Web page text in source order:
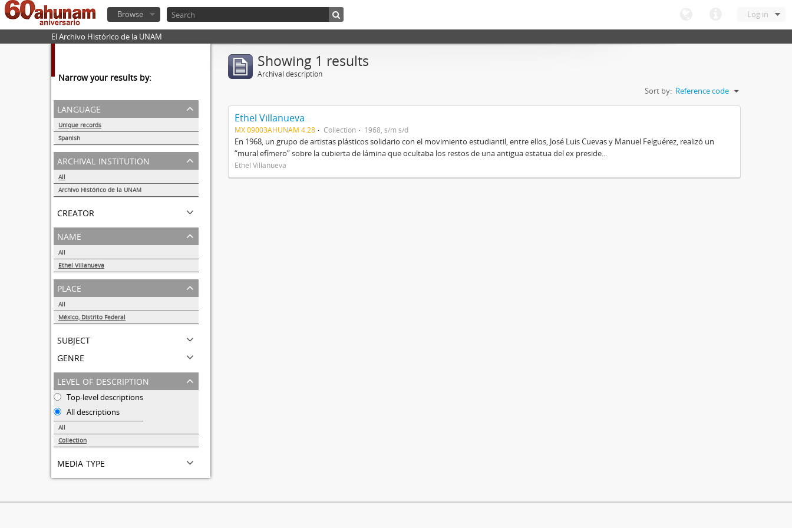
Log in
Browse
El Archivo Histórico de la UNAM
Narrow your results by:
language
Unique records
Spanish
1
archival institution
All
Archivo Histórico de la UNAM
creator
name
All
Ethel Villanueva
1
place
All
México, Distrito Federal
subject
genre
level of description
Top-level descriptions
All descriptions
All
Collection
media type
Showing 1 results
Archival description
Sort by: Reference code
Ethel Villanueva
MX 09003AHUNAM 4.28 Collection 1968, s/m s/d
En 1968, un grupo de artistas plásticos solidario con el movimiento estudiantil, entre ellos, José Luis Cuevas y Manuel Felguérez, realizó un
“mural efímero” sobre la cubierta de lámina que ocultaba los restos de una antigua estatua del ex preside...
Ethel Villanueva